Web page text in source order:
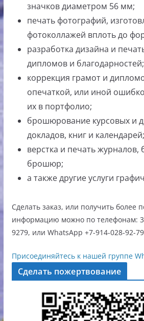
значков диаметром 56 мм;
печать фотографий,
фотоколлажей вплоть до
разработка дизайна и
дипломов и благодарностей;
коррекция грамот и
опечаткой, или иной
их в портфолио;
брошюрование курсовых и
докладов, книг и календарей;
верстка и печать журналов,
брошюр;
а также другие услуги
Сделать заказ, или получить более
информацию можно по телефонам:
9279, или WhatsApp +7-914-028-92-79
Присоединяйтесь к нашей группе
Сделать пожертвование